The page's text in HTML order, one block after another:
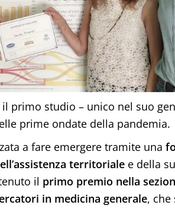
primo studio – unico nel suo
prime ondate della pandemia.
a fare emergere tramite una
territoriale e della
il primo premio nella
in medicina generale, che